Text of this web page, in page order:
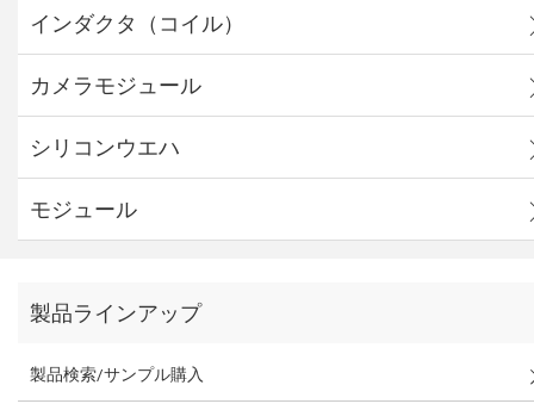
インダクタ（コイル）
カメラモジュール
シリコンウエハ
モジュール
製品ラインアップ
製品検索/サンプル購入